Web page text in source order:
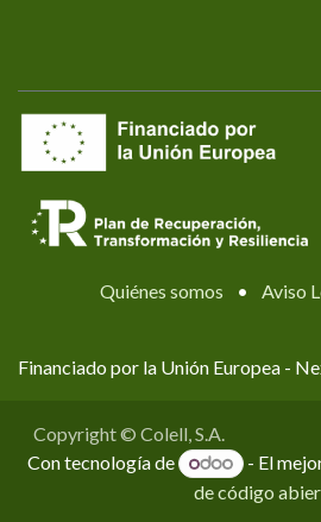
Quiénes somos • Aviso
Financiado por la Unión Europea -
Copyright © Colell, S.A.
Con tecnología de
- El
de código